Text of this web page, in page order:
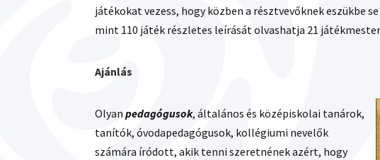
játékokat vezess, hogy közben a résztvevőknek eszükbe
mint 110 játék részletes leírását olvashatja 21
Ajánlás
Olyanpedagógusok, általános és középiskolai tanárok,
tanítók, óvodapedagógusok, kollégiumi nevelők
számára íródott, akik tenni szeretnének azért, hogy